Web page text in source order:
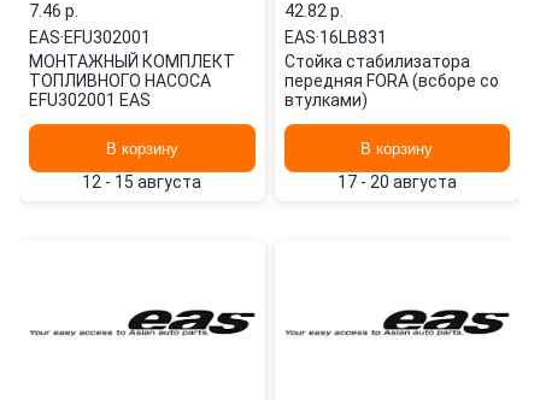
7.46 p.
EAS·EFU302001
МОНТАЖНЫЙ КОМПЛЕКТ
ТОПЛИВНОГО НАСОСА
EFU302001 EAS
В корзину
12 - 15 августа
42.82 p.
EAS·16LB831
Стойка стабилизатора
передняя FORA (всборе со
втулками)
В корзину
17 - 20 августа